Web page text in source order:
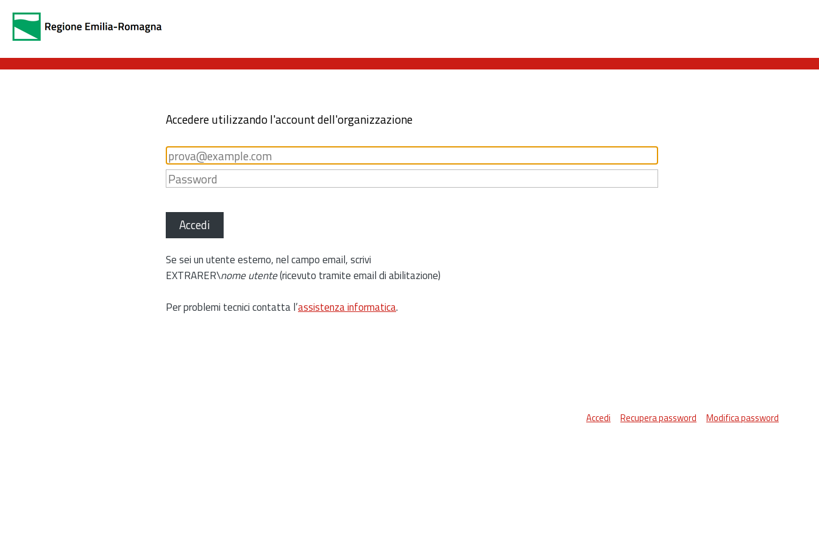
Accedere utilizzando l'account dell'organizzazione
Accedi
Se sei un utente esterno, nel campo email, scrivi
EXTRARER\nome utente(ricevuto tramite email di abilitazione)
Per problemi tecnici contatta l’assistenza informatica.
Accedi Recupera password Modifica password